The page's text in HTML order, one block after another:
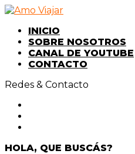
INICIO
SOBRE NOSOTROS
CANAL DE YOUTUBE
CONTACTO
Redes & Contacto
HOLA, QUE BUSCÁS?